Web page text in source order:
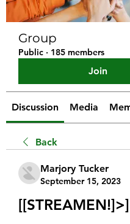
Group
Public · 185 members
Join
Discussion Media
Back
Marjory Tucker
September 15, 2023